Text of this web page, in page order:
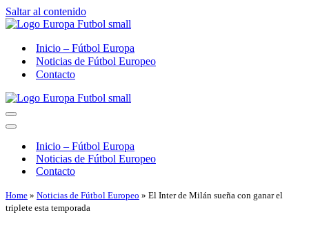
Saltar al contenido
Inicio – Fútbol Europa
Noticias de Fútbol Europeo
Contacto
Menú
de
Menú
navegaciónInicio – Fútbol Europa
Noticias de Fútbol Europeo
Contacto
Home » Noticias de Fútbol Europeo » El Inter de Milán sueña con ganar el
triplete esta temporada